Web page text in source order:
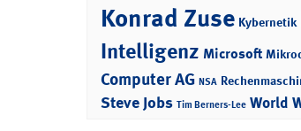
Konrad Zuse Kybernetik
Intelligenz Microsoft
Computer AG NSA
Steve Jobs Tim Berners-Lee World